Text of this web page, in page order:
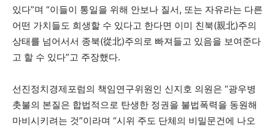
있다”며 “이들이 통일을 위해 안보나 질서, 또는 자유라는 다른
어떤 가치들도 희생할 수 있다고 한다면 이미 친북(親北)주의
상태를 넘어서서 종북(從北)주의로 빠져들고 있음을 보여준다
고 할 수 있다”고 주장했다.
선진정치경제포럼의 책임연구위원인 신지호 의원은 “광우병
촛불의 본질은 합법적으로 탄생한 정권을 불법폭력을 동원해
마비시키려는 것”이라며 “시위 주도 단체의 비밀문건에 나오